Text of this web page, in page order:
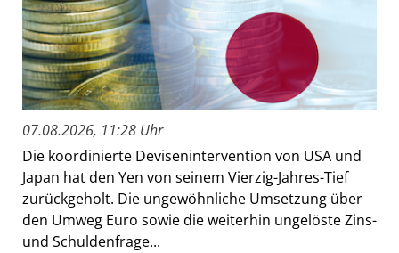
07.08.2026, 11:28 Uhr
Die koordinierte Devisenintervention von USA und
Japan hat den Yen von seinem Vierzig-Jahres-Tief
zurückgeholt. Die ungewöhnliche Umsetzung über
den Umweg Euro sowie die weiterhin ungelöste Zins-
und Schuldenfrage...